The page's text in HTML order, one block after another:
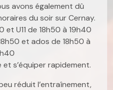
avons également dû
du soir sur Cernay.
et U11 de 18h50 à 19h40
et ados de 18h50 à
et s’équiper rapidement.
réduit l’entraînement,